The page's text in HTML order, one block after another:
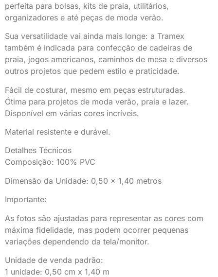
perfeita para bolsas, kits de praia, utilitários,
organizadores e até peças de moda verão.
Sua versatilidade vai ainda mais longe: a Tramex
também é indicada para confecção de cadeiras de
praia, jogos americanos, caminhos de mesa e diversos
outros projetos que pedem estilo e praticidade.
Fácil de costurar, mesmo em peças estruturadas.
Ótima para projetos de moda verão, praia e lazer.
Disponível em várias cores incríveis.
Material resistente e durável.
Detalhes Técnicos
Composição: 100% PVC
Dimensão da Unidade: 0,50 x 1,40 metros
Importante:
As fotos são ajustadas para representar as cores com
máxima fidelidade, mas podem ocorrer pequenas
variações dependendo da tela/monitor.
Unidade de venda padrão:
1 unidade: 0,50 cm x 1,40 m